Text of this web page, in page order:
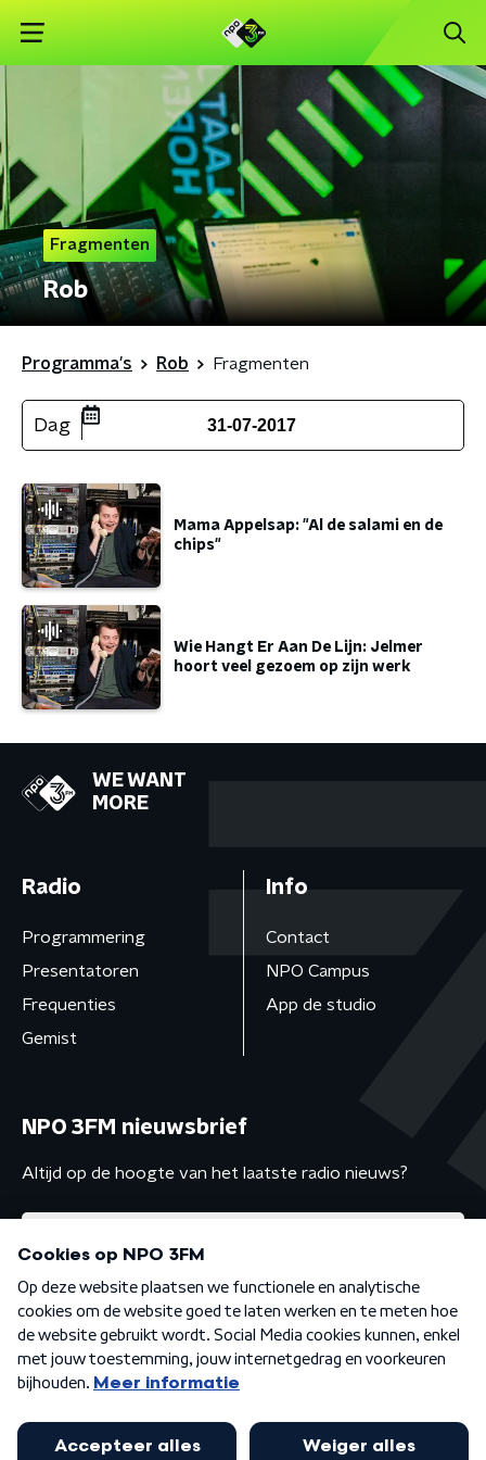
Fragmenten
Rob
Programma's Rob Fragmenten
Dag 31-07-2017
Mama Appelsap: "Al de salami en de
chips"
Wie Hangt Er Aan De Lijn: Jelmer
hoort veel gezoem op zijn werk
WE WANT
MORE
Radio
Programmering
Presentatoren
Frequenties
Gemist
Info
Contact
NPO Campus
App de studio
NPO 3FM nieuwsbrief
Altijd op de hoogte van het laatste radio nieuws?
Algemene voorwaarden Privacybeleid